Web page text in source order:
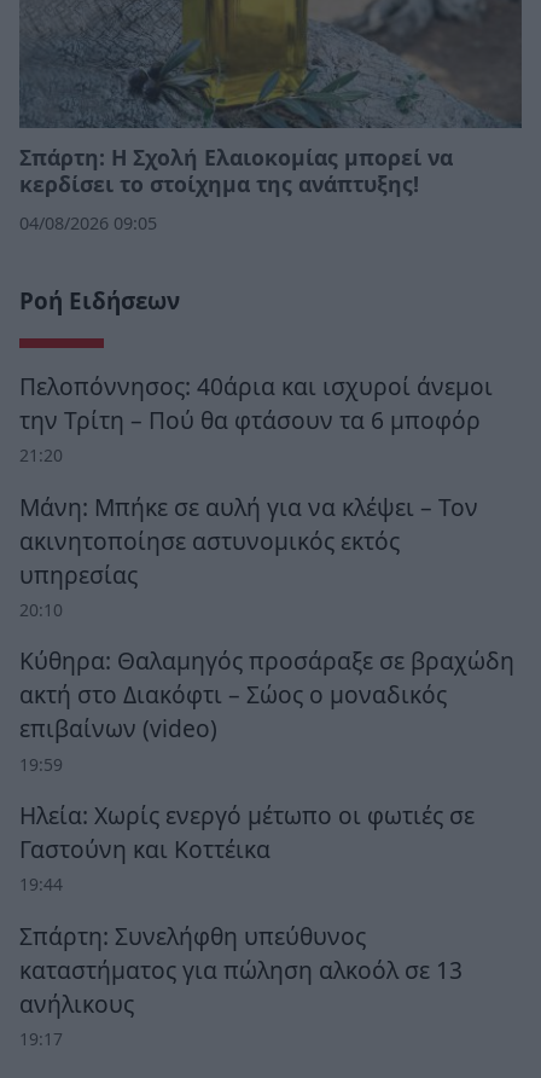
Σπάρτη: Η Σχολή Ελαιοκομίας μπορεί να
κερδίσει το στοίχημα της ανάπτυξης!
04/08/2026 09:05
Ροή Ειδήσεων
Πελοπόννησος: 40άρια και ισχυροί άνεμοι
την Τρίτη – Πού θα φτάσουν τα 6 μποφόρ
21:20
Μάνη: Μπήκε σε αυλή για να κλέψει – Τον
ακινητοποίησε αστυνομικός εκτός
υπηρεσίας
20:10
Κύθηρα: Θαλαμηγός προσάραξε σε βραχώδη
ακτή στο Διακόφτι – Σώος ο μοναδικός
επιβαίνων (video)
19:59
Ηλεία: Χωρίς ενεργό μέτωπο οι φωτιές σε
Γαστούνη και Κοττέικα
19:44
Σπάρτη: Συνελήφθη υπεύθυνος
καταστήματος για πώληση αλκοόλ σε 13
ανήλικους
19:17